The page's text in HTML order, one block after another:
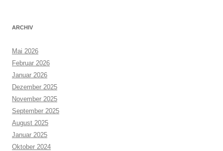
ARCHIV
Mai 2026
Februar 2026
Januar 2026
Dezember 2025
November 2025
September 2025
August 2025
Januar 2025
Oktober 2024